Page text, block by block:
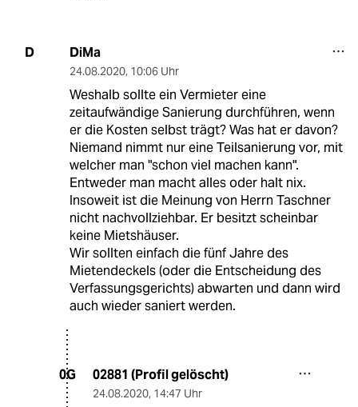
D DiMa
24.08.2020, 10:06 Uhr
Weshalb sollte ein Vermieter eine
zeitaufwändige Sanierung durchführen, wenn
er die Kosten selbst trägt? Was hat er davon?
Niemand nimmt nur eine Teilsanierung vor, mit
welcher man "schon viel machen kann".
Entweder man macht alles oder halt nix.
Insoweit ist die Meinung von Herrn Taschner
nicht nachvollziehbar. Er besitzt scheinbar
keine Mietshäuser.
Wir sollten einfach die fünf Jahre des
Mietendeckels (oder die Entscheidung des
Verfassungsgerichts) abwarten und dann wird
auch wieder saniert werden.
0G 02881 (Profil gelöscht)
24.08.2020, 14:47 Uhr